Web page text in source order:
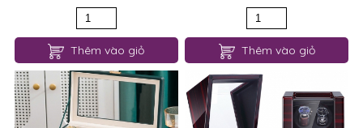
Thêm vào giỏ Thêm vào giỏ